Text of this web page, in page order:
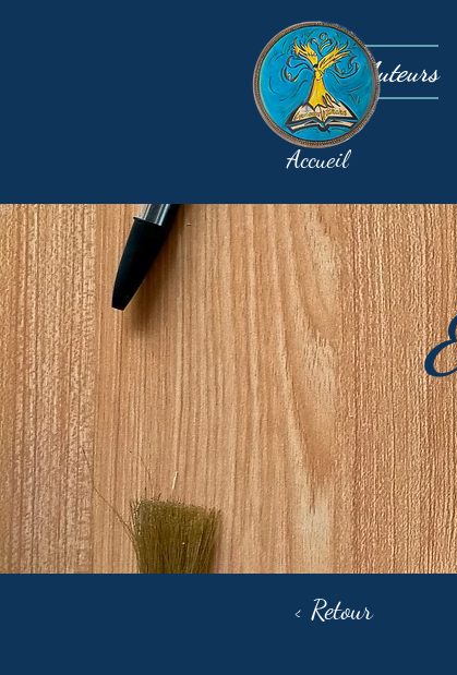
Auteurs
Accueil
< Retour